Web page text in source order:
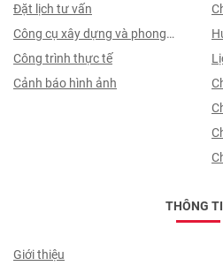
Đặt lịch tư vấn
Công cụ xây dựng và phong
thuỷ
Công trình thực tế
Cảnh báo hình ảnh
THÔNG
Giới thiệu